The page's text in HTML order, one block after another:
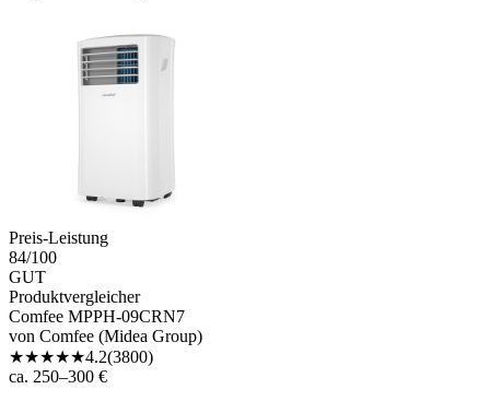
Preis-Leistung
84/100
GUT
Produktvergleicher
Comfee MPPH-09CRN7
von Comfee (Midea Group)
★★★★★4.2(3800)
ca. 250–300 €